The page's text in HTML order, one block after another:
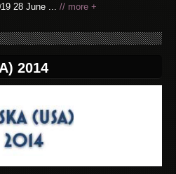
28 June ... // more +
2014